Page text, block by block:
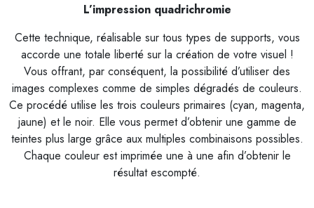
L’impression quadrichromie
Cette technique, réalisable sur tous types de supports, vous
accorde une totale liberté sur la création de votre visuel !
Vous offrant, par conséquent, la possibilité d’utiliser des
images complexes comme de simples dégradés de couleurs.
Ce procédé utilise les trois couleurs primaires (cyan, magenta,
jaune) et le noir. Elle vous permet d’obtenir une gamme de
teintes plus large grâce aux multiples combinaisons possibles.
Chaque couleur est imprimée une à une afin d’obtenir le
résultat escompté.